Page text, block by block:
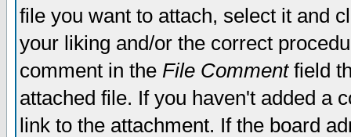
file you want to attach, select it and
your liking and/or the correct
comment in the File Commentfield
attached file. If you haven't added a
link to the attachment. If the board